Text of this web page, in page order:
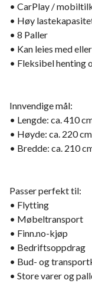
• CarPlay /
• Høy
• 8 Paller
• Kan leies med
• Fleksibel henting
Innvendige mål:
• Lengde: ca. 410
• Høyde: ca. 220 cm
• Bredde: ca. 210
Passer perfekt til:
• Flytting
• Møbeltransport
• Finn.no-kjøp
• Bedriftsoppdrag
• Bud- og
• Store varer og